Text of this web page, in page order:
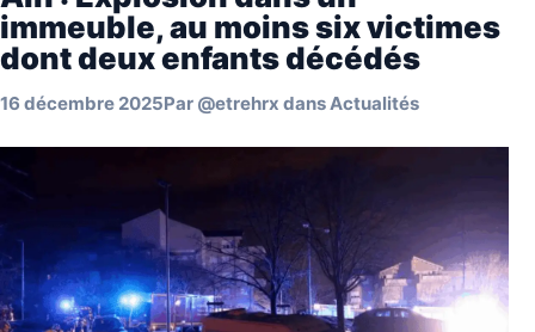
immeuble, au moins six victimes
dont deux enfants décédés
16 décembre 2025Par @etrehrx dansActualités